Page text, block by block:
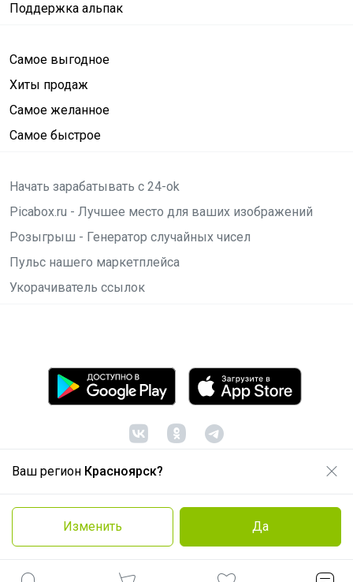
Ваш регион Красноярск?
Изменить Да
Поддержка альпак
Самое выгодное
Хиты продаж
Самое желанное
Самое быстрое
Начать зарабатывать с 24-ok
Picabox.ru - Лучшее место для ваших изображений
Розыгрыш - Генератор случайных чисел
Пульс нашего маркетплейса
Укорачиватель ссылок
© ООО "Лявита", ОГРН 1122468054070, 2012 -2026
Политика конфиденциальности
Cоглашение пользователя